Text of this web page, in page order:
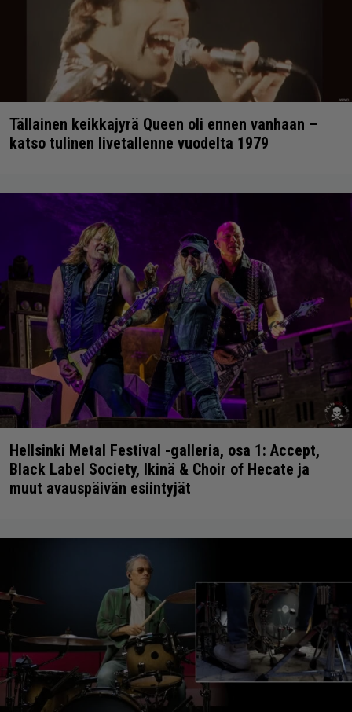
Tällainen keikkajyrä Queen oli ennen vanhaan –
katso tulinen livetallenne vuodelta 1979
Hellsinki Metal Festival -galleria, osa 1: Accept,
Black Label Society, Ikinä & Choir of Hecate ja
muut avauspäivän esiintyjät